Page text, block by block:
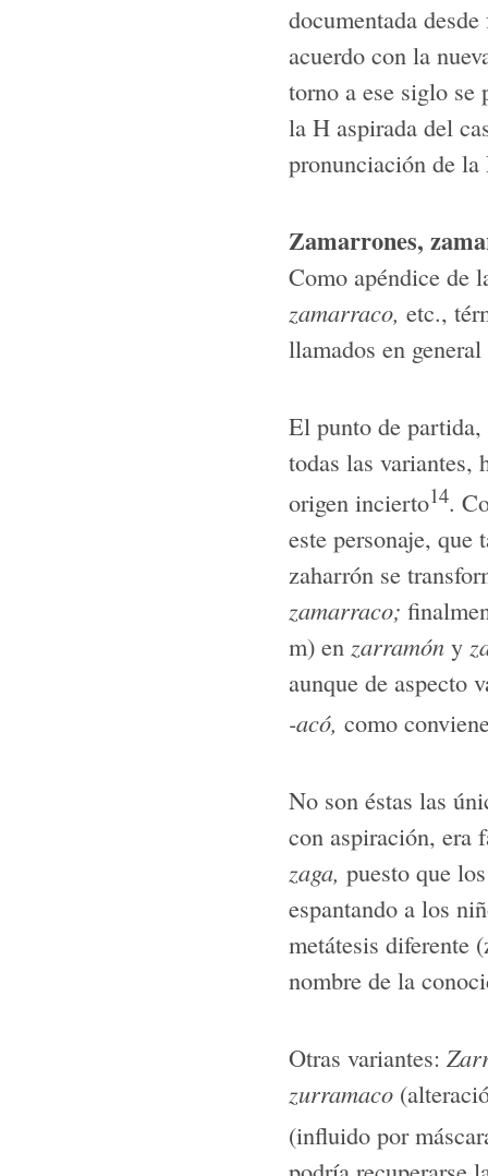
documentada
acuerdo con la
torno a ese siglo
la H aspirada del
pronunciación de
Zamarrones,
Como apéndice de
zamarraco, etc.,
llamados en
El punto de
todas las variantes,
origen incierto14.
este personaje, que
zaharrón se
zamarraco;
m) en zarramón y
aunque de aspecto
-acó, como
No son éstas las
con aspiración, era
zaga, puesto que
espantando a los
metátesis diferente
nombre de la
Otras variantes:
zurramaco
(influido por